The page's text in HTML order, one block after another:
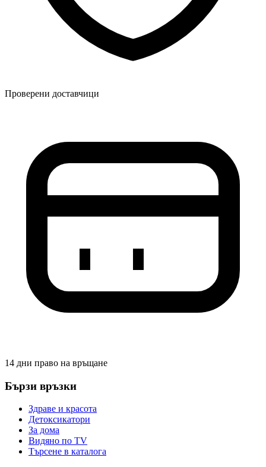
Проверени доставчици
14 дни право на връщане
Бързи връзки
Здраве и красота
Детоксикатори
За дома
Видяно по TV
Търсене в каталога